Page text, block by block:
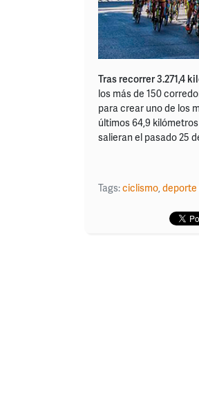
Tras recorrer 3.271,4
los más de 150
para crear uno de los
últimos 64,9
salieran el pasado 25
Tags:ciclismo